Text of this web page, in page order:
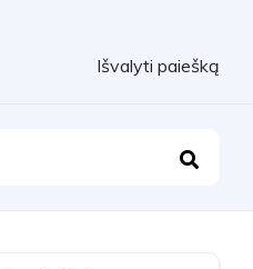
Išvalyti paiešką